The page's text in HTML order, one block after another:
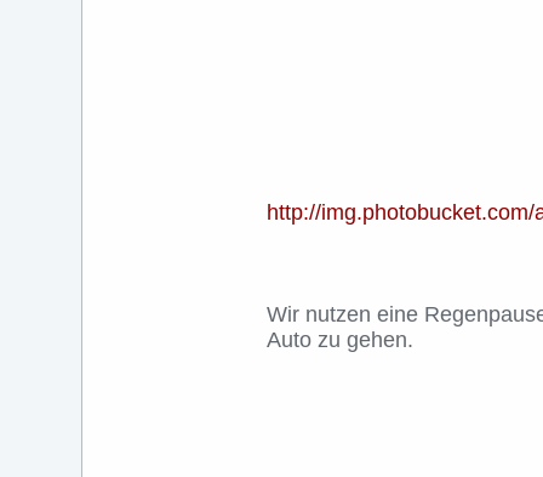
http://
Wir nutzen eine
Auto zu gehen.